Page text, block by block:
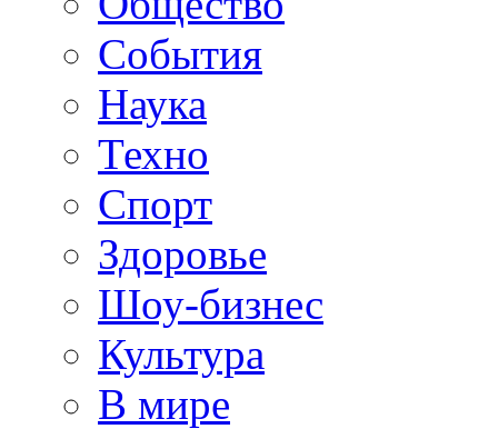
События
Наука
Техно
Спорт
Здоровье
Шоу-бизнес
Культура
В мире